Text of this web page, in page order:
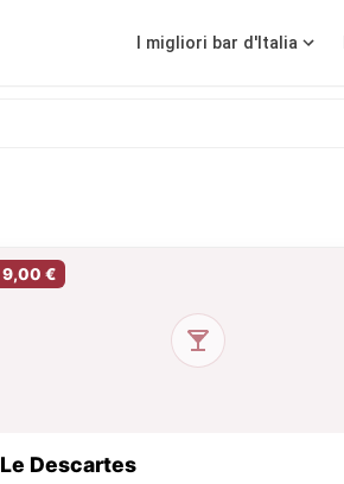
I migliori bar d'Italia
9,00 €
Le Descartes